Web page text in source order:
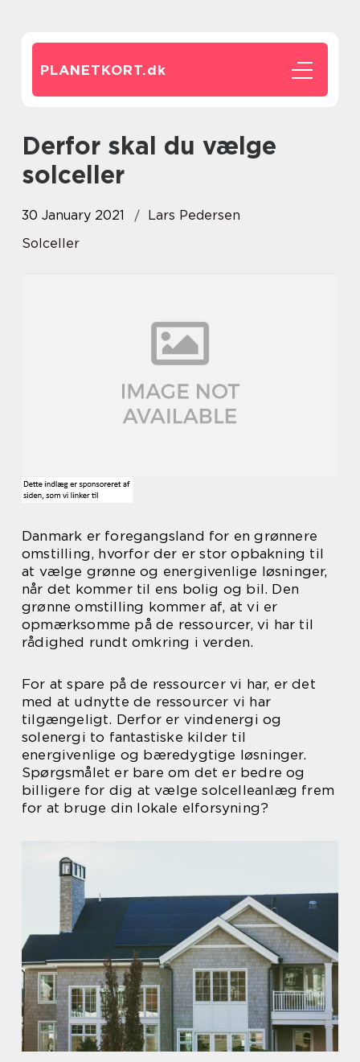
PLANETKORT.dk
Derfor skal du vælge
solceller
30 January 2021
Lars Pedersen
Solceller
Danmark er foregangsland for en grønnere
omstilling, hvorfor der er stor opbakning til
at vælge grønne og energivenlige løsninger,
når det kommer til ens bolig og bil. Den
grønne omstilling kommer af, at vi er
opmærksomme på de ressourcer, vi har til
rådighed rundt omkring i verden.
For at spare på de ressourcer vi har, er det
med at udnytte de ressourcer vi har
tilgængeligt. Derfor er vindenergi og
solenergi to fantastiske kilder til
energivenlige og bæredygtige løsninger.
Spørgsmålet er bare om det er bedre og
billigere for dig at vælge solcelleanlæg frem
for at bruge din lokale elforsyning?